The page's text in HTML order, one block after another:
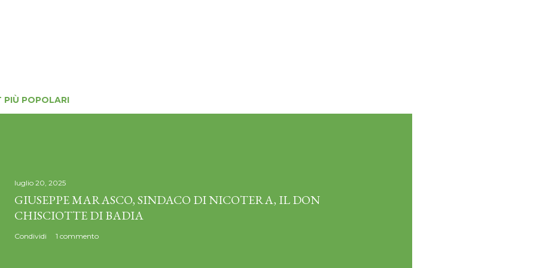
PIÙ POPOLARI
luglio 20, 2025
GIUSEPPE MARASCO, SINDACO DI NICOTERA, IL DON
CHISCIOTTE DI BADIA
Condividi 1 commento